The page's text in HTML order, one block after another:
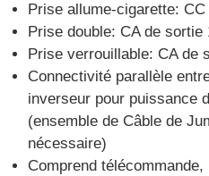
Prise allume-cigarette:
Prise double: CA de sortie
Prise verrouillable: CA de
Connectivité parallèle
inverseur pour puissance
(ensemble de Câble de
nécessaire)
Comprend